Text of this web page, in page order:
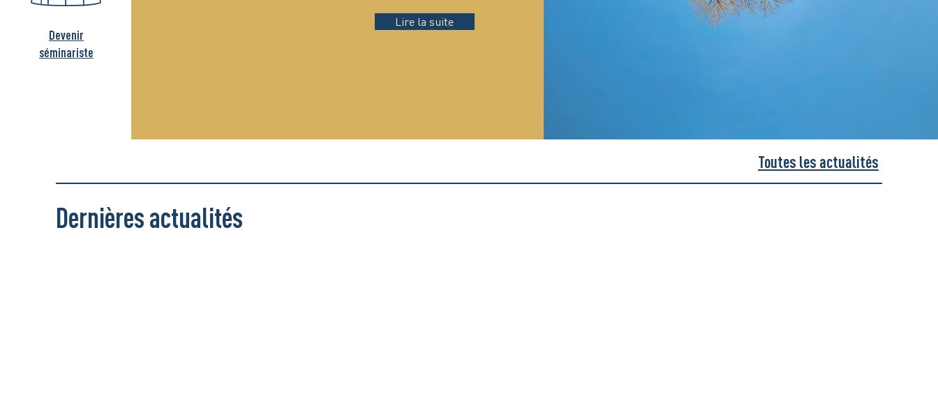
Devenir
séminariste
Lire la suite
Toutes les actualités
Dernières actualités